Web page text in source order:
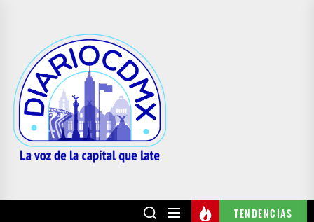
content
TENDENCIAS